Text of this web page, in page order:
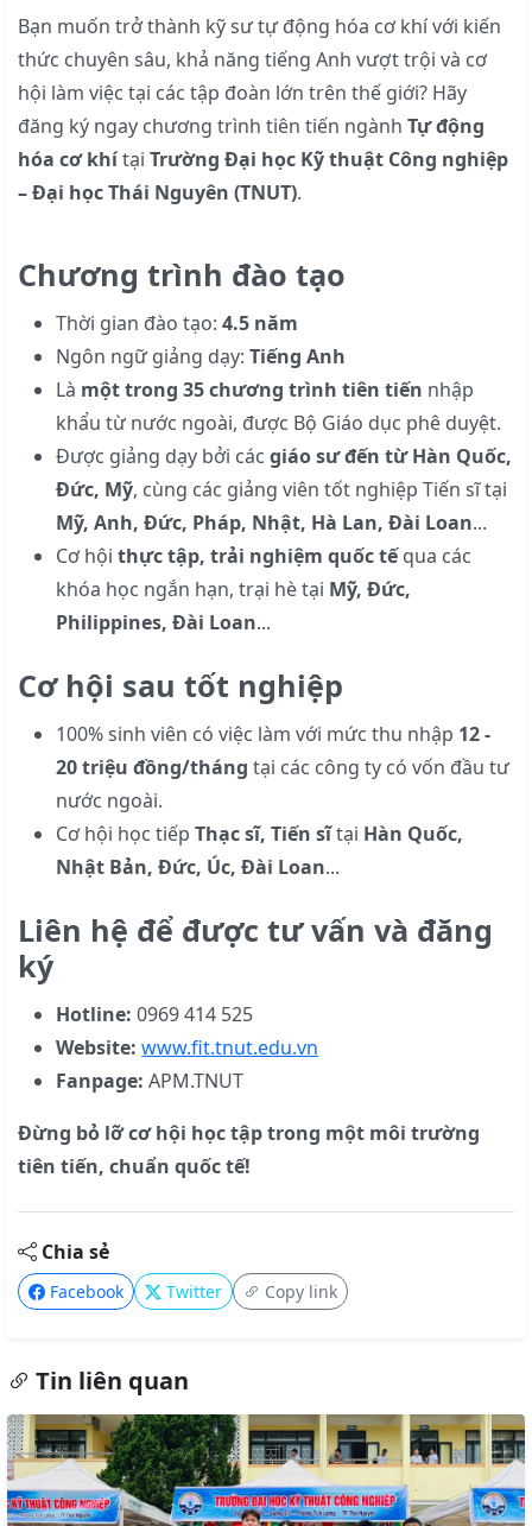
Bạn muốn trở thành kỹ sư tự động hóa cơ khí với kiến
thức chuyên sâu, khả năng tiếng Anh vượt trội và cơ
hội làm việc tại các tập đoàn lớn trên thế giới? Hãy
đăng ký ngay chương trình tiên tiến ngànhTự động
hóa cơ khítạiTrường Đại học Kỹ thuật Công nghiệp
– Đại học Thái Nguyên (TNUT).
Chương trình đào tạo
Thời gian đào tạo:4.5 năm
Ngôn ngữ giảng dạy:Tiếng Anh
Là một trong 35 chương trình tiên tiến nhập
khẩu từ nước ngoài, được Bộ Giáo dục phê duyệt.
Được giảng dạy bởi cácgiáo sư đến từ Hàn Quốc,
Đức, Mỹ, cùng các giảng viên tốt nghiệp Tiến sĩ tại
Mỹ, Anh, Đức, Pháp, Nhật, Hà Lan, Đài Loan...
Cơ hộithực tập, trải nghiệm quốc tếqua các
khóa học ngắn hạn, trại hè tại Mỹ, Đức,
Philippines, Đài Loan...
Cơ hội sau tốt nghiệp
100% sinh viên có việc làm với mức thu nhập 12 -
20 triệu đồng/tháng tại các công ty có vốn đầu tư
nước ngoài.
Cơ hội học tiếpThạc sĩ, Tiến sĩtại Hàn Quốc,
Nhật Bản, Đức, Úc, Đài Loan...
Liên hệ để được tư vấn và đăng
ký
Hotline: 0969 414 525
Website: www.fit.tnut.edu.vn
Fanpage: APM.TNUT
Đừng bỏ lỡ cơ hội học tập trong một môi trường
tiên tiến, chuẩn quốc tế!
Chia sẻ
Facebook Twitter Copy link
Tin liên quan